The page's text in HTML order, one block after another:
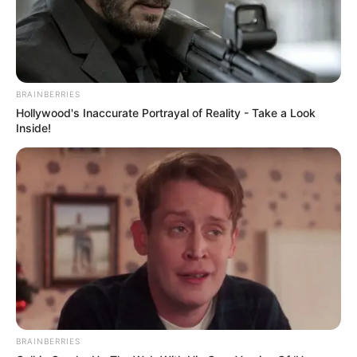
BRAINBERRIES
Hollywood's Inaccurate Portrayal of Reality - Take a Look
Inside!
BRAINBERRIES